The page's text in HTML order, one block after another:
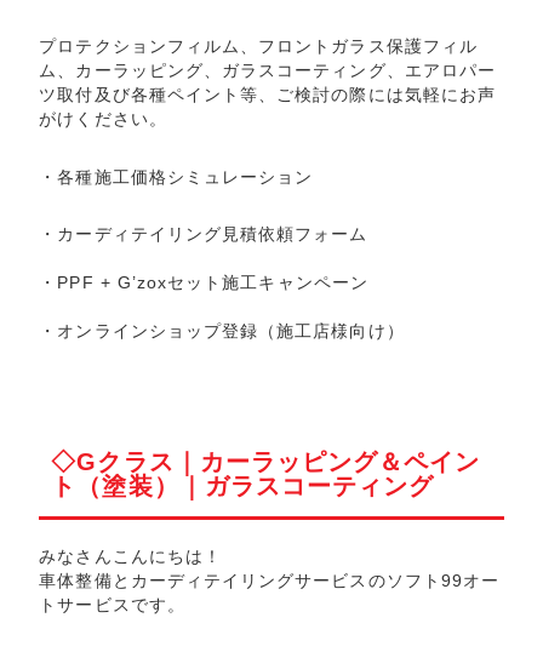
プロテクションフィルム、フロントガラス保護フィル
ム、カーラッピング、ガラスコーティング、エアロパー
ツ取付及び各種ペイント等、ご検討の際には気軽にお声
がけください。
・各種施工価格シミュレーション
・ カーディテイリング見積依頼フォーム
・ PPF + G’zoxセット施工キャンペーン
・ オンラインショップ登録 （施工店様向け）
◇Gクラス｜カーラッピング＆ペイン
ト（塗装）｜ガラスコーティング
みなさんこんにちは！
車体整備とカーディテイリングサービスのソフト99オー
トサービスです。